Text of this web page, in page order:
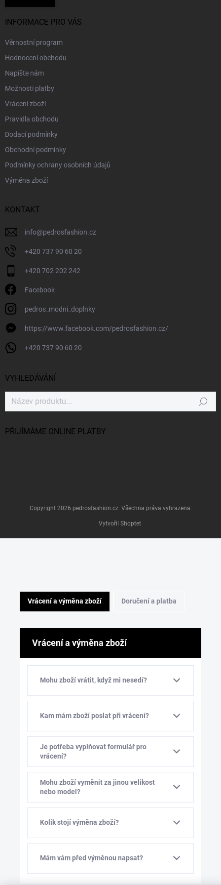
INFORMACE PRO VÁS
Věrnostní program
Hodnocení obchodu
Napište nám
Možnosti platby
Vrácení zboží
Pravidla obchodu
Dodací podmínky
Obchodní podmínky
Podmínky ochrany osobních údajů
Výměna zboží
KONTAKT
info@pedrosfashion.cz
+420 737 90 60 20
+420 702 202 242
Facebook
pedros_modni_doplnky
https://www.facebook.com/pedrosfashion.cz/
+420 737 90 60 20
VYHLEDÁVÁNÍ
Hledat
PŘIJÍMÁME ONLINE PLATBY
Vytvořil Shoptet
Copyright 2026 pedrosfashion.cz. Všechna práva vyhrazena.
Vrácení a výměna zboží Doručení a platba
Vrácení a výměna zboží
Mohu zboží vrátit, když mi nesedí?
Kam mám zboží poslat při vrácení?
Je potřeba vyplňovat formulář pro
vrácení?
Mohu zboží vyměnit za jinou velikost
nebo model?
Kolik stojí výměna zboží?
Mám vám před výměnou napsat?